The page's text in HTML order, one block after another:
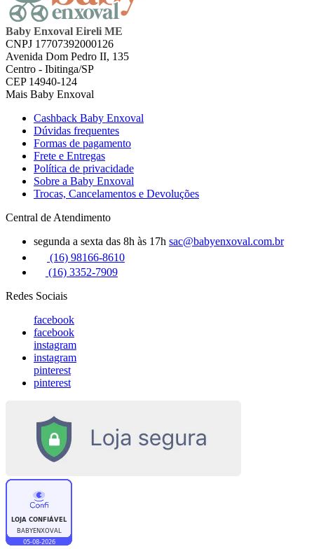
Baby Enxoval Eireli ME
CNPJ 17707392000126
Avenida Dom Pedro II, 135
Centro - Ibitinga/SP
CEP 14940-124
Mais Baby Enxoval
Cashback Baby Enxoval
Dúvidas frequentes
Formas de pagamento
Frete e Entregas
Política de privacidade
Sobre a Baby Enxoval
Trocas, Cancelamentos e Devoluções
Central de Atendimento
segunda a sexta das 8h às 17h sac@babyenxoval.com.br
(16) 98166-8610
(16) 3352-7909
Redes Sociais
facebook
facebook
instagram
instagram
pinterest
pinterest